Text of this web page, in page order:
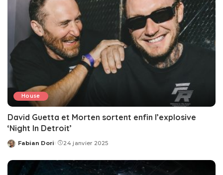
House
David Guetta et Morten sortent enfin l’explosive
‘Night In Detroit’
Posted
Fabian Dori 24 janvier 2025